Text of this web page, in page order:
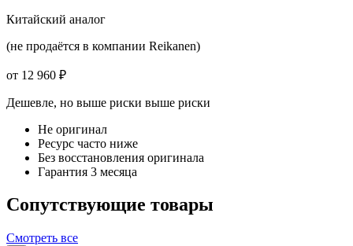
Китайский аналог
(не продаётся в компании Reikanen)
от 12 960 ₽
Дешевле, но выше риски выше риски
Не оригинал
Ресурс часто ниже
Без восстановления оригинала
Гарантия 3 месяца
Сопутствующие товары
Смотреть все